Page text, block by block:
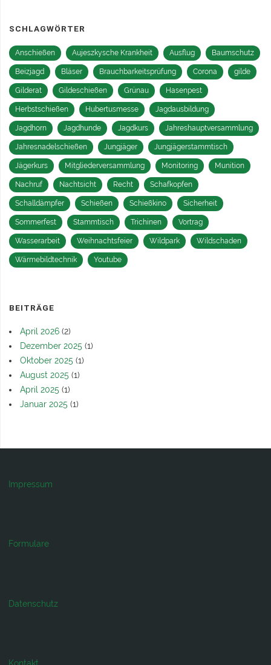
SCHLAGWÖRTER
Anschießen Aujeszkysche Krankheit Ausflug Baumschutz
Beizjagd Bläser Brauchbarkeitsprüfung Corona gilde
Gilderat Gildeschießen Grünau Hasenpest
Herbstschießen Hubertusmesse Jagdausbildung
Jagdhorn Jagdhunde Jagdkurs Jahreshauptversammlung
Jahresnadelschießen Jungjäger Jungjägerstammtisch
Jägerkurs Mitgliederversammlung Monitoring Munition
Nachruf Nachtsicht Recht Schafkopfen
Schalldämpfer Schießen Schießkino Sicherheit
Sommerfest Stammtisch Trichinen Vortrag
Wasserarbeit Weihnachtsfeier Wildpark Wildschaden
Wärmebildtechnik Youtube
BEITRÄGE
April 2026 (2)
Dezember 2025 (1)
Oktober 2025 (1)
August 2025 (1)
April 2025 (1)
Januar 2025 (1)
Impressum
Formulare
Datenschutz